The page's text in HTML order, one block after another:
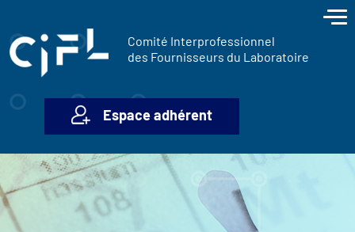
Comité Interprofessionnel
des Fournisseurs du Laboratoire
Espace adhérent